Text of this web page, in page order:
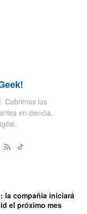
Cubrimos los
en ciencia,
la compañía iniciará
el próximo mes